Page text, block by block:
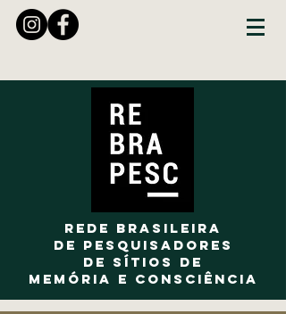
Rede Brasileira
de Pesquisadores
de Sítios de
Memória e Consciência